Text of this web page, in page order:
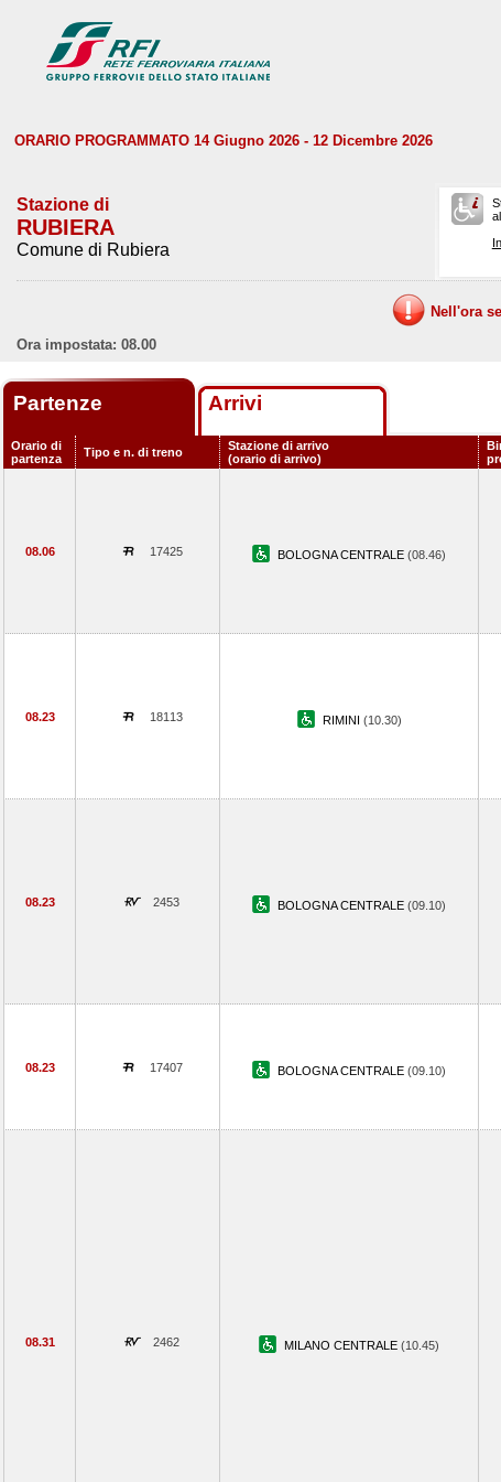
ORARIO PROGRAMMATO 14 Giugno 2026 - 12 Dicembre 2026
Stazione di
RUBIERA
Comune di Rubiera
Nell'ora
Ora impostata: 08.00
Partenze Arrivi
Orario di
partenza
Tipo e n. di treno
Stazione di arrivo
(orario di arrivo)
08.06 17425 BOLOGNA CENTRALE (08.46)
08.23 18113 RIMINI (10.30)
08.23 2453 BOLOGNA CENTRALE (09.10)
08.23 17407 BOLOGNA CENTRALE (09.10)
08.31 2462 MILANO CENTRALE (10.45)